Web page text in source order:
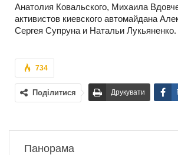
Анатолия Ковальского, Михаила
активистов киевского автомайдана
Сергея Супруна и Натальи Лукьяненко.
734
Поділитися Друкувати
Панорама